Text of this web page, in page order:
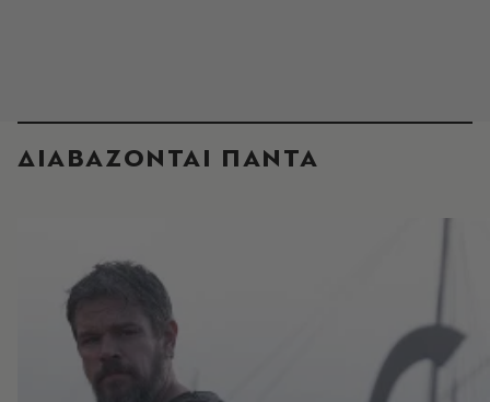
ΔΙΑΒΑΖΟΝΤΑΙ ΠΑΝΤΑ